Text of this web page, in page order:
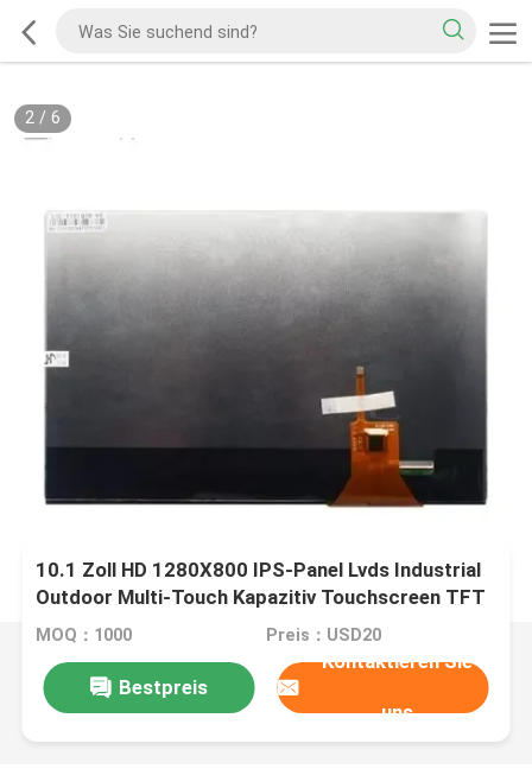
2/ 6
10.1 Zoll HD 1280X800 IPS-Panel Lvds Industrial
Outdoor Multi-Touch Kapazitiv Touchscreen TFT
LCD Modul Anzeige
MOQ：1000 Preis：USD20
Bestpreis
Kontaktieren Sie
uns